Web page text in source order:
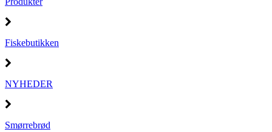
Fiskebutikken
NYHEDER
Smørrebrød